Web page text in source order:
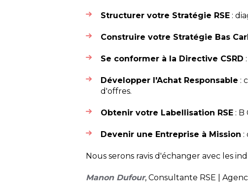
Structurer votre Stratégie RSE :
Construire votre Stratégie Bas
Se conformer à la Directive CSRD
Développer l'Achat Responsable :
d'offres.
Obtenir votre Labellisation RSE : B
Devenir une Entreprise à Mission :
Nous serons ravis d'échanger avec les
Manon Dufour, Consultante RSE |